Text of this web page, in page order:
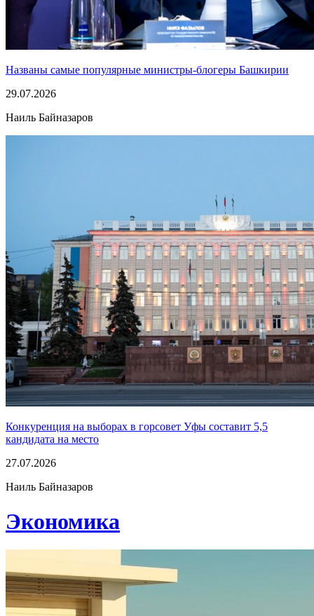
Названы самые популярные министры-блогеры Башкирии
29.07.2026
Наиль Байназаров
Конкуренция на выборах в горсовет Уфы составит 5,5
кандидата на место
27.07.2026
Наиль Байназаров
Экономика